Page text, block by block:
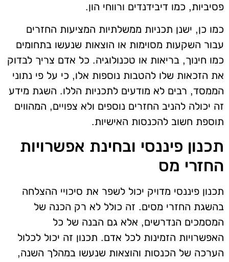
פסיביות, כמו דיבידנדים ורווחי הון.
כמו כן, ישנן תכניות ממשלתיות המציעות החזרים
עבור השקעות מסוימות או הוצאות שנעשו בתחומים
כמו חינוך, בריאות או טכנולוגיה. כל אדם צריך לבדוק
את הזכאות שלו להטבות נוספות אלו, כי על פי נתוני
הממסד, רבים לא מודעים לתכניות הללו. השגת מידע
זה יכולה להניב החזרים נוספים ולא צפויים, המהווים
תוספת חשוב להכנסות האישיות.
תכנון פיננסי ובחינת אפשרויות
החזרי מס
תכנון פיננסי מדויק יכול לשפר את סיכויי ההצלחה
בהשגת החזרי מסים. זה כולל לא רק הכנה של
המסמכים הנדרשים, אלא גם הבנה של כל
האפשרויות הזמינות לכל אדם. תכנון זה יכול לכלול
הערכה של הכנסות והוצאות שנעשו במהלך השנה,